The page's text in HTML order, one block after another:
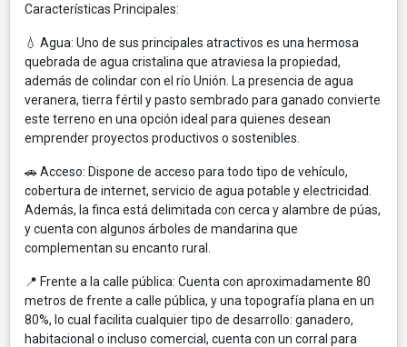
Características Principales:
💧 Agua: Uno de sus principales atractivos es una hermosa
quebrada de agua cristalina que atraviesa la propiedad,
además de colindar con el río Unión. La presencia de agua
veranera, tierra fértil y pasto sembrado para ganado convierte
este terreno en una opción ideal para quienes desean
emprender proyectos productivos o sostenibles.
🚗 Acceso: Dispone de acceso para todo tipo de vehículo,
cobertura de internet, servicio de agua potable y electricidad.
Además, la finca está delimitada con cerca y alambre de púas,
y cuenta con algunos árboles de mandarina que
complementan su encanto rural.
📍 Frente a la calle pública: Cuenta con aproximadamente 80
metros de frente a calle pública, y una topografía plana en un
80%, lo cual facilita cualquier tipo de desarrollo: ganadero,
habitacional o incluso comercial, cuenta con un corral para